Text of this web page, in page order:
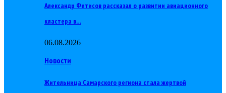
Александр Фетисов рассказал о развитии авиационного
кластера в…
06.08.2026
Новости
Жительница Самарского региона стала жертвой